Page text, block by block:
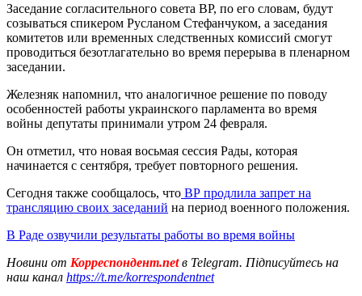
Заседание согласительного совета ВР, по его словам, будут
созываться спикером Русланом Стефанчуком, а заседания
комитетов или временных следственных комиссий смогут
проводиться безотлагательно во время перерыва в пленарном
заседании.
Железняк напомнил, что аналогичное решение по поводу
особенностей работы украинского парламента во время
войны депутаты принимали утром 24 февраля.
Он отметил, что новая восьмая сессия Рады, которая
начинается с сентября, требует повторного решения.
Сегодня также сообщалось, что ВР продлила запрет на
трансляцию своих заседаний на период военного положения.
В Раде озвучили результаты работы во время войны
Новини от Корреспондент.netв Telegram. Підписуйтесь на
наш канал https://t.me/korrespondentnet